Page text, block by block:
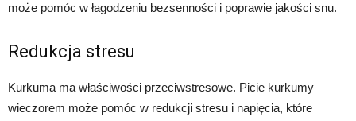
może pomóc w łagodzeniu bezsenności i poprawie jakości snu.
Redukcja stresu
Kurkuma ma właściwości przeciwstresowe. Picie kurkumy
wieczorem może pomóc w redukcji stresu i napięcia, które